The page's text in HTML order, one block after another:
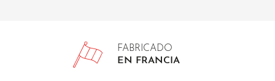
FABRICADO
EN FRANCIA